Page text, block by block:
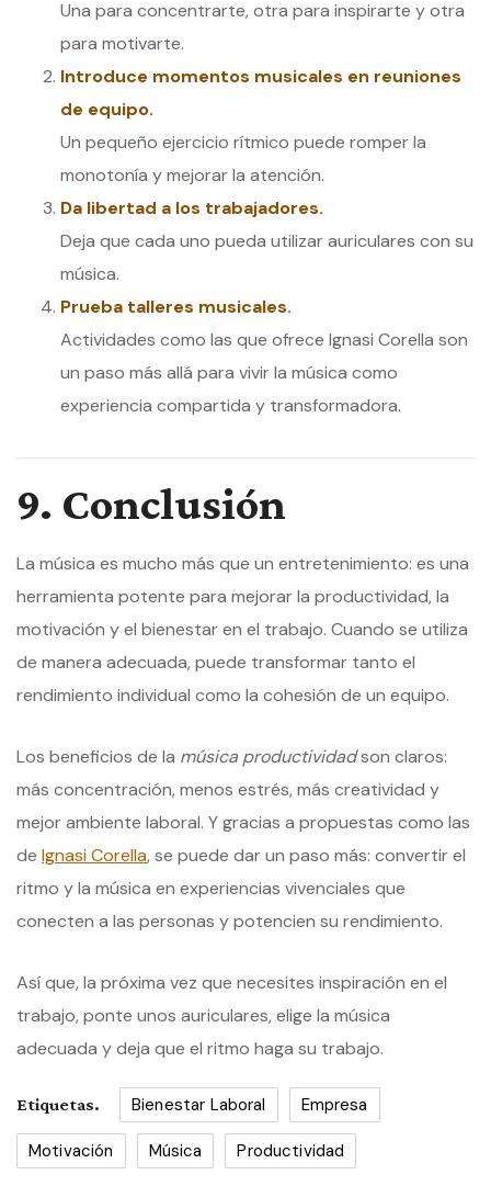
Una para concentrarte, otra para inspirarte y otra
para motivarte.
Introduce momentos musicales en reuniones
de equipo.
Un pequeño ejercicio rítmico puede romper la
monotonía y mejorar la atención.
Da libertad a los trabajadores.
Deja que cada uno pueda utilizar auriculares con su
música.
Prueba talleres musicales.
Actividades como las que ofrece Ignasi Corella son
un paso más allá para vivir la música como
experiencia compartida y transformadora.
9. Conclusión
La música es mucho más que un entretenimiento: es una
herramienta potente para mejorar la productividad, la
motivación y el bienestar en el trabajo. Cuando se utiliza
de manera adecuada, puede transformar tanto el
rendimiento individual como la cohesión de un equipo.
Los beneficios de la música productividadson claros:
más concentración, menos estrés, más creatividad y
mejor ambiente laboral. Y gracias a propuestas como las
de Ignasi Corella, se puede dar un paso más: convertir el
ritmo y la música en experiencias vivenciales que
conecten a las personas y potencien su rendimiento.
Así que, la próxima vez que necesites inspiración en el
trabajo, ponte unos auriculares, elige la música
adecuada y deja que el ritmo haga su trabajo.
Etiquetas. Bienestar Laboral Empresa
Motivación Música Productividad